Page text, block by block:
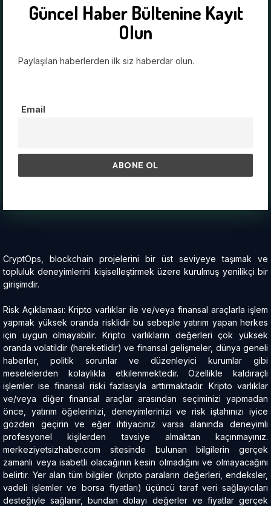
Güncel Haber Bültenine Kayıt
Olun
Paylaşılan haberlerden ilk siz haberdar olun.
Email
CryptOps, blockchain projelerini bir üst seviyeye taşımak ve
topluluk deneyimlerini kişiselleştirmek üzere kurulmuş yenilikçi bir
girişimdir.
Risk Açıklaması: Kripto varlıklar ile ve/veya finansal araçlarla işlem
yapmak yüksek oranda risklidir bu sebeple yatırım yapan herkes
için uygun olmayabilir. Kripto varlıkların değerleri çok yüksek
oranda volatildir (hareketlidir) ve finansal gelişmeler, dünya geneli
haberler, politik sorunlar ve düzenleyici kurumlar gibi
meselelerden kolaylıkla etkilenmektedir. Özellikle kaldıraçlı
işlemler ise finansal riski fazlasıyla arttırmaktadır. Kripto varlıklar
ve/veya diğer finansal araçlar arasından seçiminizi yapmadan
önce, yatırım öğelerinizi, deneyimlerinizi ve risk iştahınızı iyice
gözden geçirin ve eğer ihtiyacınız varsa alanında deneyimli
profesyonel kişilerden tavsiye almaktan kaçınmayınız.
merkeziyetsizhaber.com sitesinde bulunan bilgilerin gerçek
zamanlı veya isabetli olacağının kesin olmadığını ve olmayacağını
belirtir. Yer alan tüm bilgiler (kripto paraların değerleri, endeksler,
vadeli işlemler ve borsa fiyatları) üçüncü taraf veri sağlayıcıları
desteğiyle sağlanır, bundan dolayı değerler ve fiyatlar gerçek